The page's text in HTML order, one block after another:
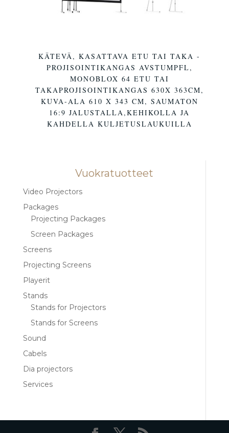
KÄTEVÄ, KASATTAVA ETU TAI TAKA -
PROJISOINTIKANGAS AVSTUMPFL,
MONOBLOX 64 ETU TAI
TAKAPROJISOINTIKANGAS 630X 363CM,
KUVA-ALA 610 X 343 CM, SAUMATON
16:9 JALUSTALLA,KEHIKOLLA JA
KAHDELLA KULJETUSLAUKUILLA
Vuokratuotteet
Video Projectors
Packages
Projecting Packages
Screen Packages
Screens
Projecting Screens
Playerit
Stands
Stands for Projectors
Stands for Screens
Sound
Cabels
Dia projectors
Services